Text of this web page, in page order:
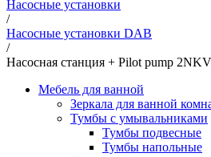
Насосные установки
/
Насосные установки DAB
/
Насосная станция + Pilot pump
Мебель для ванной
Зеркала для ванной
Тумбы с умывальниками
Тумбы подвесные
Тумбы напольные